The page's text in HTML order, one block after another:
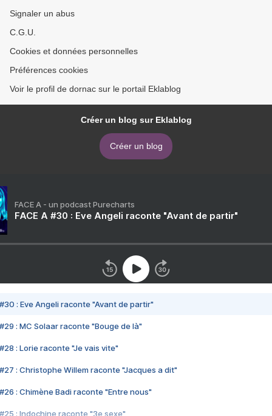
Signaler un abus
C.G.U.
Cookies et données personnelles
Préférences cookies
Voir le profil de dornac sur le portail Eklablog
Créer un blog sur Eklablog
Créer un blog
FACE A - un podcast Purecharts
FACE A #30 : Eve Angeli raconte "Avant de partir"
#30 : Eve Angeli raconte "Avant de partir"
#29 : MC Solaar raconte "Bouge de là"
#28 : Lorie raconte "Je vais vite"
#27 : Christophe Willem raconte "Jacques a dit"
#26 : Chimène Badi raconte "Entre nous"
#25 : Indochine raconte "3e sexe"